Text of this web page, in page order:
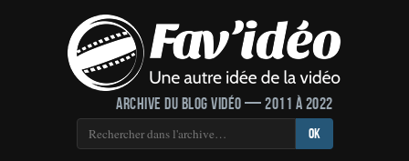
Archive du blog vidéo — 2011 à 2022
OK